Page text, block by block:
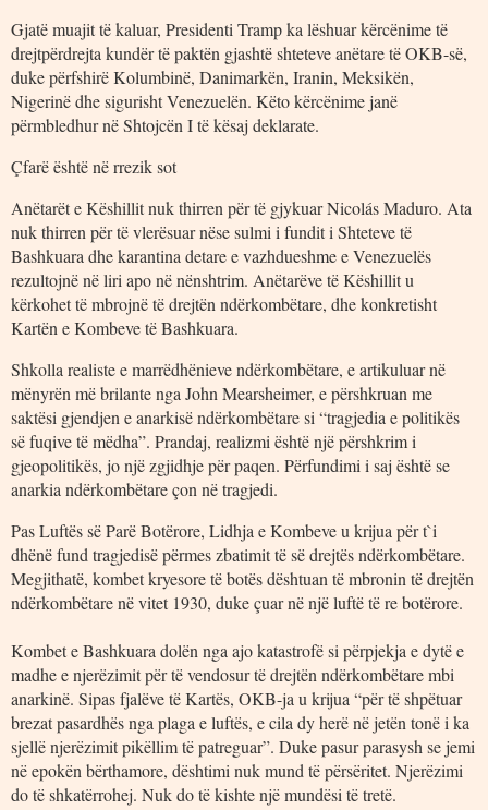
Gjatë muajit të kaluar, Presidenti Tramp ka lëshuar kërcënime të
drejtpërdrejta kundër të paktën gjashtë shteteve anëtare të OKB-së,
duke përfshirë Kolumbinë, Danimarkën, Iranin, Meksikën,
Nigerinë dhe sigurisht Venezuelën. Këto kërcënime janë
përmbledhur në Shtojcën I të kësaj deklarate.
Çfarë është në rrezik sot
Anëtarët e Këshillit nuk thirren për të gjykuar Nicolás Maduro. Ata
nuk thirren për të vlerësuar nëse sulmi i fundit i Shteteve të
Bashkuara dhe karantina detare e vazhdueshme e Venezuelës
rezultojnë në liri apo në nënshtrim. Anëtarëve të Këshillit u
kërkohet të mbrojnë të drejtën ndërkombëtare, dhe konkretisht
Kartën e Kombeve të Bashkuara.
Shkolla realiste e marrëdhënieve ndërkombëtare, e artikuluar në
mënyrën më brilante nga John Mearsheimer, e përshkruan me
saktësi gjendjen e anarkisë ndërkombëtare si “tragjedia e politikës
së fuqive të mëdha”. Prandaj, realizmi është një përshkrim i
gjeopolitikës, jo një zgjidhje për paqen. Përfundimi i saj është se
anarkia ndërkombëtare çon në tragjedi.
Pas Luftës së Parë Botërore, Lidhja e Kombeve u krijua për t`i
dhënë fund tragjedisë përmes zbatimit të së drejtës ndërkombëtare.
Megjithatë, kombet kryesore të botës dështuan të mbronin të drejtën
ndërkombëtare në vitet 1930, duke çuar në një luftë të re botërore.
Kombet e Bashkuara dolën nga ajo katastrofë si përpjekja e dytë e
madhe e njerëzimit për të vendosur të drejtën ndërkombëtare mbi
anarkinë. Sipas fjalëve të Kartës, OKB-ja u krijua “për të shpëtuar
brezat pasardhës nga plaga e luftës, e cila dy herë në jetën tonë i ka
sjellë njerëzimit pikëllim të patreguar”. Duke pasur parasysh se jemi
në epokën bërthamore, dështimi nuk mund të përsëritet. Njerëzimi
do të shkatërrohej. Nuk do të kishte një mundësi të tretë.